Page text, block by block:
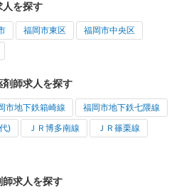
人を探す
福岡市東区 福岡市中央区
師求人を探す
市地下鉄箱崎線 福岡市地下鉄七隈線
) ＪＲ博多南線 ＪＲ篠栗線
求人を探す